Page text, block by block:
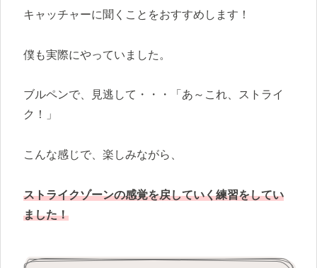
キャッチャーに聞くことをおすすめします！
僕も実際にやっていました。
ブルペンで、見逃して・・・「あ～これ、ストライ
ク！」
こんな感じで、楽しみながら、
ストライクゾーンの感覚を戻していく練習をしてい
ました！